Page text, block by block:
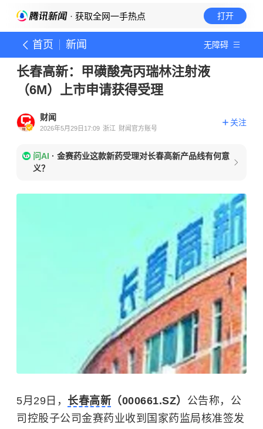
· 获取全网一手热点 打开
首页 新闻 无障碍
长春高新：甲磺酸亮丙瑞林注射液
（6M）上市申请获得受理
财闻
2026年5月29日17:09 浙江 财闻官方账号
关注
问AI · 金赛药业这款新药受理对长春高新产品线有何意
义？
5月29日， 长春高新 （000661.SZ） 公告称，公
司控股子公司金赛药业收到国家药监局核准签发